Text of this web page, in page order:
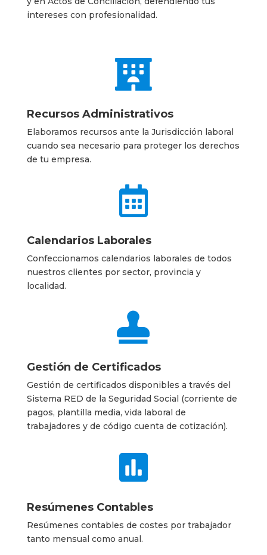
intereses con profesionalidad.

Recursos Administrativos
Elaboramos recursos ante la Jurisdicción laboral
cuando sea necesario para proteger los derechos
de tu empresa.

Calendarios Laborales
Confeccionamos calendarios laborales de todos
nuestros clientes por sector, provincia y
localidad.

Gestión de Certificados
Gestión de certificados disponibles a través del
Sistema RED de la Seguridad Social (corriente de
pagos, plantilla media, vida laboral de
trabajadores y de código cuenta de cotización).

Resúmenes Contables
Resúmenes contables de costes por trabajador
tanto mensual como anual.